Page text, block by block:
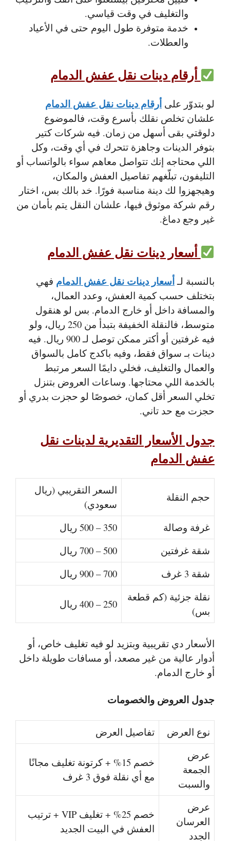
والتغليف في وقت قياسي.
خدمة متوفرة طول اليوم حتى في الأعياد
والعطلات.
أرقام دينات نقل عفش الدمام
لو بتدوّر على أرقام دينات نقل عفش الدمام
علشان تخلص نقلك بأسرع وقت، فالموضوع
دلوقتي بقى أسهل من زمان. فيه شركات كتير
بتوفر الدينات وجاهزة تتحرك في أي وقت، وكل
اللي محتاجه إنك تتواصل معاهم سواء بالواتساب أو
التليفون، تبلّغهم تفاصيل العفش والمكان،
وهيجهزوا لك دينة مناسبة فورًا. خد بالك بس، اختار
رقم شركة موثوق فيها، علشان النقل يتم بأمان من
غير وجع دماغ.
أسعار دينات نقل عفش الدمام
بالنسبة لـأسعار دينات نقل عفش الدمام فهي
بتختلف حسب كمية العفش، وعدد العمال،
والمسافة داخل أو خارج الدمام. بس لو هنقول
متوسط، فالنقلة الخفيفة بتبدأ من 250 ريال، ولو
فيه غرفتين أو أكتر ممكن توصل لـ 900 ريال. فيه
دينات بـ سواق فقط، وفيه باكدج كامل بالسواق
والعمال والتغليف، فخلي دايمًا السعر مرتبط
بالخدمة اللي محتاجها. وساعات العروض بتنزل
تخلي السعر أقل كمان، خصوصًا لو حجزت بدري أو
حجزت مع حد تاني.
جدول الأسعار التقديرية لدينات نقل
عفش الدمام
حجم النقلة
السعر التقريبي (ريال
سعودي)
غرفة وصالة
350 – 500 ريال
شقة غرفتين
500 – 700 ريال
شقة 3 غرف
700 – 900 ريال
نقلة جزئية (كم قطعة
بس)
250 – 400 ريال
الأسعار دي تقريبية وبتزيد لو فيه تغليف خاص، أو
أدوار عالية من غير مصعد، أو مسافات طويلة داخل
أو خارج الدمام.
جدول العروض والخصومات
نوع العرض
تفاصيل العرض
عرض
الجمعة
والسبت
خصم 15% + كرتونة تغليف مجانًا
مع أي نقلة فوق 3 غرف
عرض
العرسان
الجدد
خصم 25% + تغليف VIP + ترتيب
العفش في البيت الجديد